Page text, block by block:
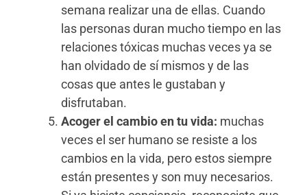
semana realizar una de ellas. Cuando
las personas duran mucho tiempo en las
relaciones tóxicas muchas veces ya se
han olvidado de sí mismos y de las
cosas que antes le gustaban y
disfrutaban.
Acoger el cambio en tu vida: muchas
veces el ser humano se resiste a los
cambios en la vida, pero estos siempre
están presentes y son muy necesarios.